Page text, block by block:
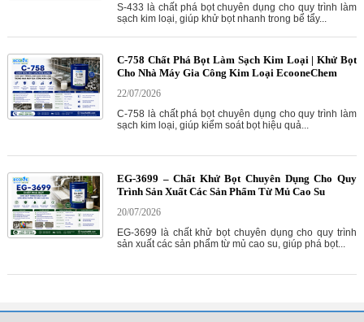
S-433 là chất phá bọt chuyên dụng cho quy trình làm
sạch kim loại, giúp khử bọt nhanh trong bể tẩy...
C-758 Chất Phá Bọt Làm Sạch Kim Loại | Khử Bọt
Cho Nhà Máy Gia Công Kim Loại EcooneChem
22/07/2026
C-758 là chất phá bọt chuyên dụng cho quy trình làm
sạch kim loại, giúp kiểm soát bọt hiệu quả...
EG-3699 – Chất Khử Bọt Chuyên Dụng Cho Quy
Trình Sản Xuất Các Sản Phẩm Từ Mủ Cao Su
20/07/2026
EG-3699 là chất khử bọt chuyên dụng cho quy trình
sản xuất các sản phẩm từ mủ cao su, giúp phá bọt...